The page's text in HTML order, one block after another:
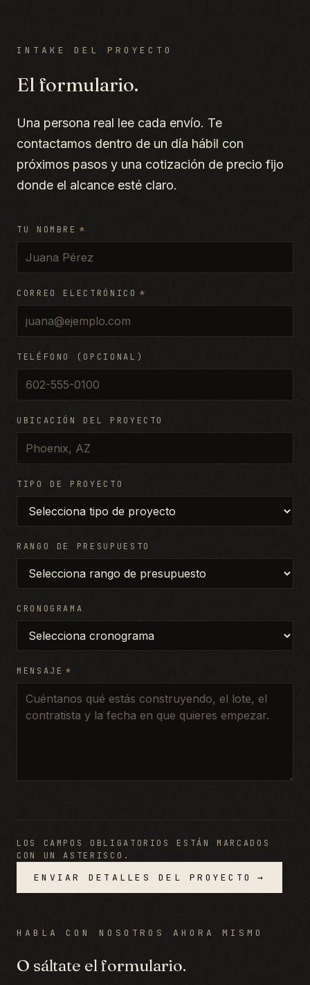
INTAKE DEL PROYECTO
El formulario.
Una persona real lee cada envío. Te
contactamos dentro de un día hábil con
próximos pasos y una cotización de precio fijo
donde el alcance esté claro.
TU NOMBRE *
CORREO ELECTRÓNICO *
TELÉFONO (OPCIONAL)
UBICACIÓN DEL PROYECTO
TIPO DE PROYECTO
RANGO DE PRESUPUESTO
CRONOGRAMA
MENSAJE *
LOS CAMPOS OBLIGATORIOS ESTÁN MARCADOS
CON UN ASTERISCO.
ENVIAR DETALLES DEL PROYECTO →
HABLA CON NOSOTROS AHORA MISMO
O sáltate el formulario.